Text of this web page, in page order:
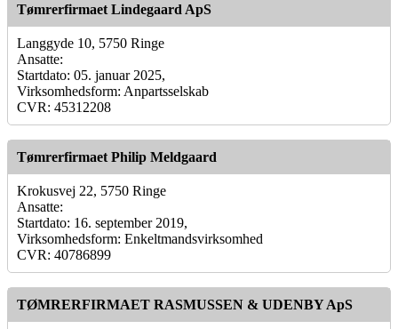
Tømrerfirmaet Lindegaard ApS
Langgyde 10, 5750 Ringe
Ansatte:
Startdato: 05. januar 2025,
Virksomhedsform: Anpartsselskab
CVR: 45312208
Tømrerfirmaet Philip Meldgaard
Krokusvej 22, 5750 Ringe
Ansatte:
Startdato: 16. september 2019,
Virksomhedsform: Enkeltmandsvirksomhed
CVR: 40786899
TØMRERFIRMAET RASMUSSEN & UDENBY ApS